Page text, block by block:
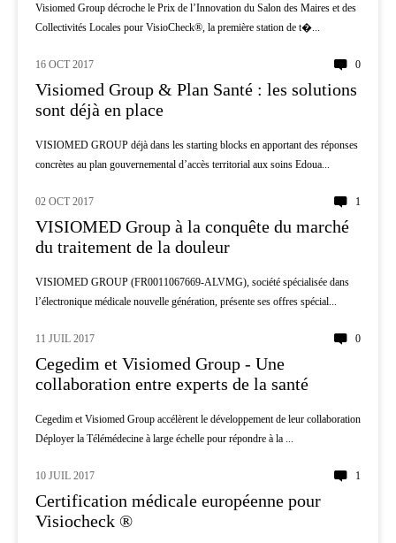
Visiomed Group décroche le Prix de l’Innovation du Salon des Maires et des
Collectivités Locales pour VisioCheck®, la première station de t�...
DROIT - ECONOMIE
16 OCT 2017 0
Visiomed Group & Plan Santé : les solutions
sont déjà en place
VISIOMED GROUP déjà dans les starting blocks en apportant des réponses
concrètes au plan gouvernemental d’accès territorial aux soins Edoua...
PATIENTS
02 OCT 2017 1
VISIOMED Group à la conquête du marché
du traitement de la douleur
VISIOMED GROUP (FR0011067669-ALVMG), société spécialisée dans
l’électronique médicale nouvelle génération, présente ses offres spécial...
DROIT - ECONOMIE
11 JUIL 2017 0
Cegedim et Visiomed Group - Une
collaboration entre experts de la santé
Cegedim et Visiomed Group accélèrent le développement de leur collaboration
Déployer la Télémédecine à large échelle pour répondre à la ...
SENIOR
10 JUIL 2017 1
Certification médicale européenne pour
Visiocheck ®